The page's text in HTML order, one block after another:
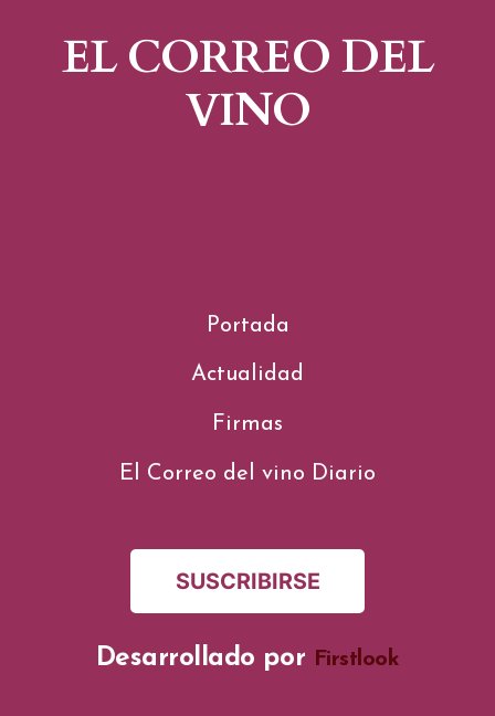
EL CORREO DEL
VINO
Portada
Actualidad
Firmas
El Correo del vino Diario
SUSCRIBIRSE
Desarrollado por Firstlook